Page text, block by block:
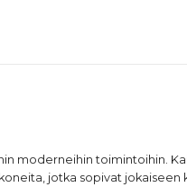
moderneihin toimintoihin.
jotka sopivat jokaiseen